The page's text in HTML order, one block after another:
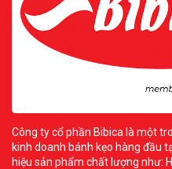
Công ty cổ phần Bibica là một
kinh doanh bánh kẹo hàng đầu
hiệu sản phẩm chất lượng như: